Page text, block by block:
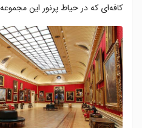
کافه‌ای که در حیاط پرنور این